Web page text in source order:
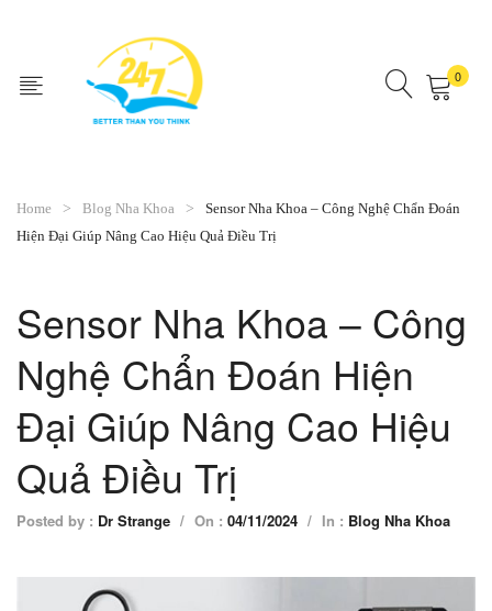
0
Home Blog Nha Khoa
Sensor Nha Khoa – Công Nghệ Chẩn Đoán
Hiện Đại Giúp Nâng Cao Hiệu Quả Điều Trị
Sensor Nha Khoa – Công
Nghệ Chẩn Đoán Hiện
Đại Giúp Nâng Cao Hiệu
Quả Điều Trị
Posted by : Dr Strange / On : 04/11/2024 / In : Blog Nha Khoa